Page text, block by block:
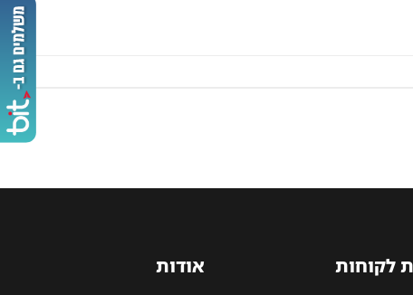
לקוחות אודות